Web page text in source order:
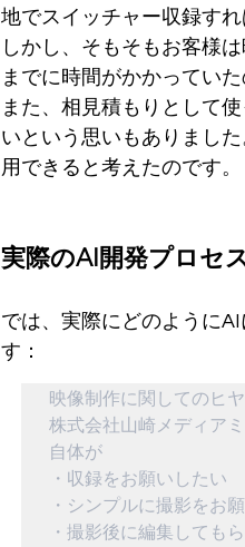
地でスイッチャー収録す
しかし、そもそもお客様
までに時間がかかっていた
また、相見積もりとして
いという思いもありまし
用できると考えたのです。
実際のAI開発プロセ
では、実際にどのように
す：
映像制作に関してのヒ
株式会社山崎メディア
自体が
・収録をお願いしたい
・シンプルに撮影をお
・撮影後に編集しても